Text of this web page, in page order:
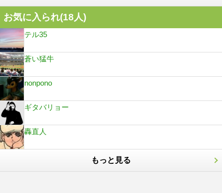
お気に入られ(18人)
テル35
蒼い猛牛
nonpono
ギタバリョー
轟直人
もっと見る